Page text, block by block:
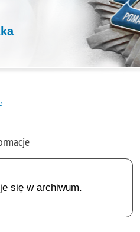
się w archiwum.